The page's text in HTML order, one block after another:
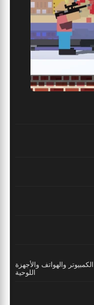
والهواتف والأجهزة
اللوحية